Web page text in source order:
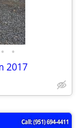
• •
2017